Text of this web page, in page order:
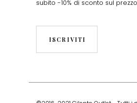
subito -10% di sconto sul
ISCRIVITI